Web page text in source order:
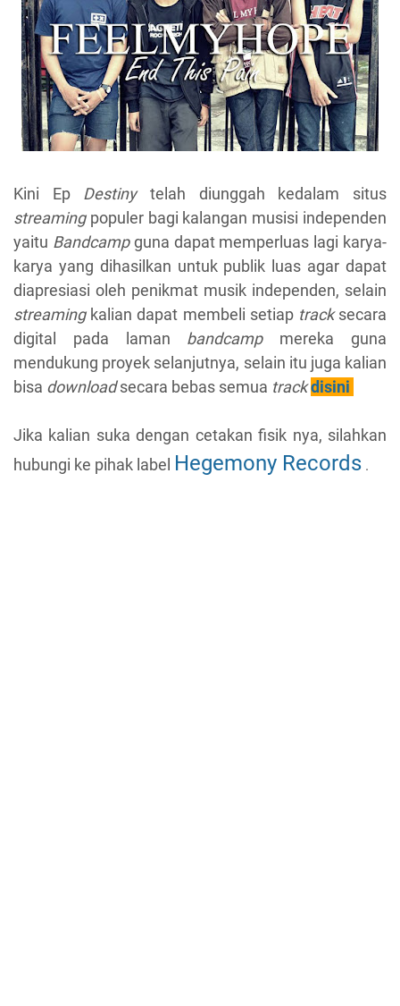
Kini Ep Destinytelah diunggah kedalam situs
streamingpopuler bagi kalangan musisi independen
yaitu Bandcamp guna dapat memperluas lagi karya-
karya yang dihasilkan untuk publik luas agar dapat
diapresiasi oleh penikmat musik independen, selain
streamingkalian dapat membeli setiap tracksecara
digital pada laman bandcamp mereka guna
mendukung proyek selanjutnya, selain itu juga kalian
bisa downloadsecara bebas semua trackdisini
Jika kalian suka dengan cetakan fisik nya, silahkan
hubungi ke pihak label Hegemony Records .